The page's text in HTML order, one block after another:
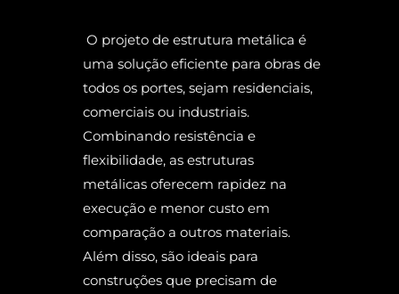
O projeto de estrutura metálica é
uma solução eficiente para obras de
todos os portes, sejam residenciais,
comerciais ou industriais.
Combinando resistência e
flexibilidade, as estruturas
metálicas oferecem rapidez na
execução e menor custo em
comparação a outros materiais.
Além disso, são ideais para
construções que precisam de